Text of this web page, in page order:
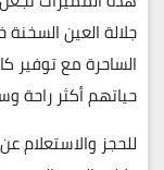
جلالة العين السخنة
الساحرة مع توفير
حياتهم أكثر راحة
للحجز والاستعلام